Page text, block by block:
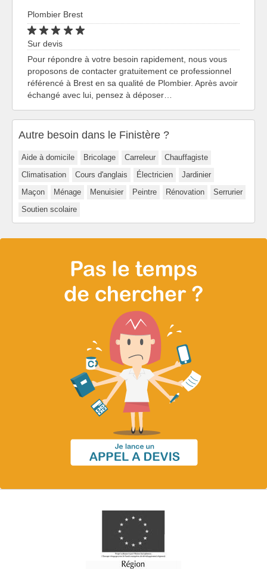
Plombier Brest
Sur devis
Pour répondre à votre besoin rapidement, nous vous
proposons de contacter gratuitement ce professionnel
référencé à Brest en sa qualité de Plombier. Après avoir
échangé avec lui, pensez à déposer…
Autre besoin dans le Finistère ?
Aide à domicile Bricolage Carreleur
Chauffagiste
Climatisation
Cours d'anglais Électricien
Jardinier
Maçon
Ménage Menuisier Peintre Rénovation
Serrurier
Soutien scolaire